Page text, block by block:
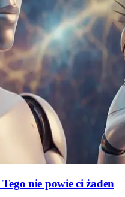
nie powie ci żaden